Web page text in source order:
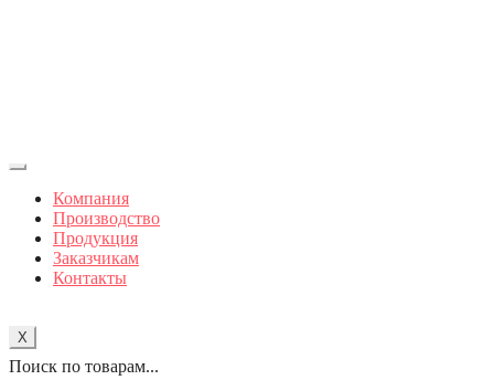
Компания
Производство
Продукция
Заказчикам
Контакты
X
Поиск по товарам...